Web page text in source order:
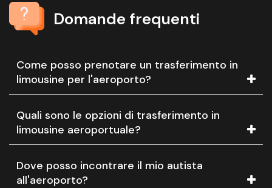
Domande frequenti
Come posso prenotare un trasferimento in
limousine per l'aeroporto?
Quali sono le opzioni di trasferimento in
limousine aeroportuale?
Dove posso incontrare il mio autista
all'aeroporto?